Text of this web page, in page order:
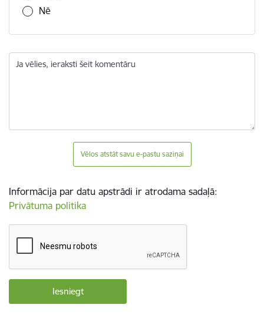
Nē
Ja vēlies, ieraksti šeit komentāru
Vēlos atstāt savu e-pastu saziņai
Informācija par datu apstrādi ir atrodama sadaļā:
Privātuma politika